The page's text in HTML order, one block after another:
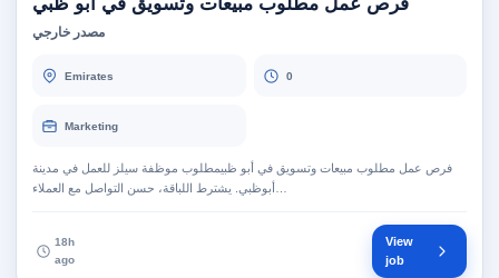
مصدر خارجي
Emirates 0
Marketing
فرص عمل مطلوب مبيعات وتسويق في أبو ظبيمطلوب موظفة سيلز للعمل في مدينة
18h
ago
View
job